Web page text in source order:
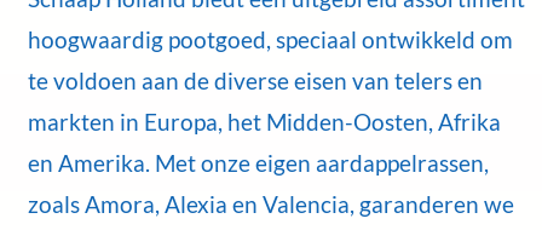
hoogwaardig pootgoed, speciaal ontwikkeld om
te voldoen aan de diverse eisen van telers en
markten in Europa, het Midden-Oosten, Afrika
en Amerika. Met onze eigen aardappelrassen,
zoals Amora, Alexia en Valencia, garanderen we